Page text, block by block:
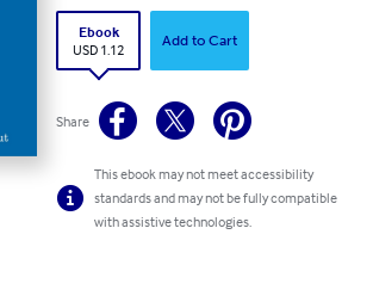
Ebook
USD 1.12
Add to Cart
Share
This ebook may not meet accessibility
standards and may not be fully compatible
with assistive technologies.